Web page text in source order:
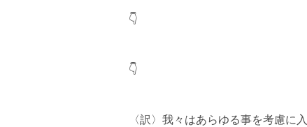
👇
👇
〈訳〉我々はあらゆる事を考慮に